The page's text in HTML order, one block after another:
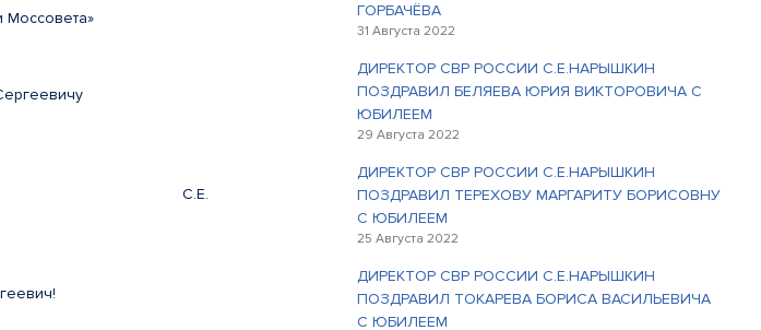
Моссовета»
С.Е.
ГОРБАЧЁВА
31 Августа 2022
ДИРЕКТОР СВР РОССИИ С.Е.НАРЫШКИН
ПОЗДРАВИЛ БЕЛЯЕВА ЮРИЯ ВИКТОРОВИЧА С
ЮБИЛЕЕМ
29 Августа 2022
ДИРЕКТОР СВР РОССИИ С.Е.НАРЫШКИН
ПОЗДРАВИЛ ТЕРЕХОВУ МАРГАРИТУ БОРИСОВНУ
С ЮБИЛЕЕМ
25 Августа 2022
ДИРЕКТОР СВР РОССИИ С.Е.НАРЫШКИН
ПОЗДРАВИЛ ТОКАРЕВА БОРИСА ВАСИЛЬЕВИЧА
С ЮБИЛЕЕМ